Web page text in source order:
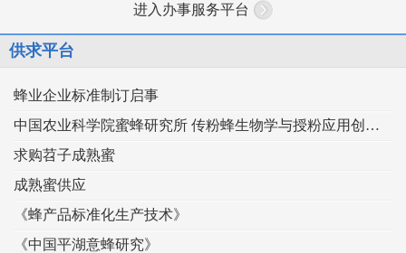
进入办事服务平台
供求平台
蜂业企业标准制订启事
中国农业科学院蜜蜂研究所 传粉蜂生物学与授粉应用创新团队
求购苕子成熟蜜
成熟蜜供应
《蜂产品标准化生产技术》
《中国平湖意蜂研究》